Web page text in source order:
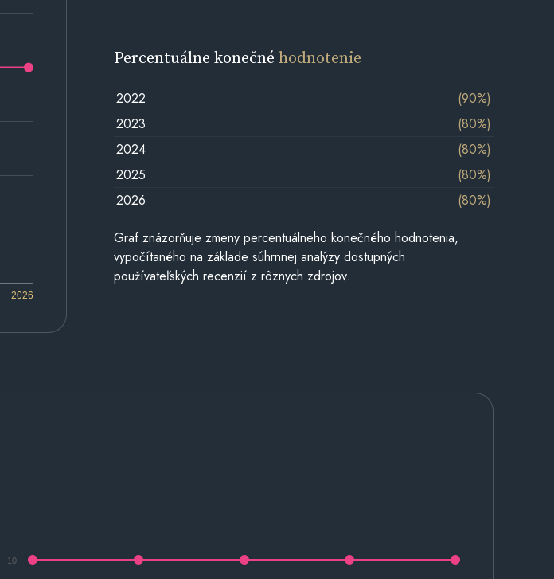
2026
Percentuálne konečnéhodnotenie
2022
(90%)
2023
(80%)
2024
(80%)
2025
(80%)
2026
(80%)
Graf znázorňuje zmeny percentuálneho konečného hodnotenia,
vypočítaného na základe súhrnnej analýzy dostupných
používateľských recenzií z rôznych zdrojov.
10